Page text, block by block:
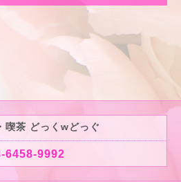
喫茶 どっくwどっぐ
6458-9992